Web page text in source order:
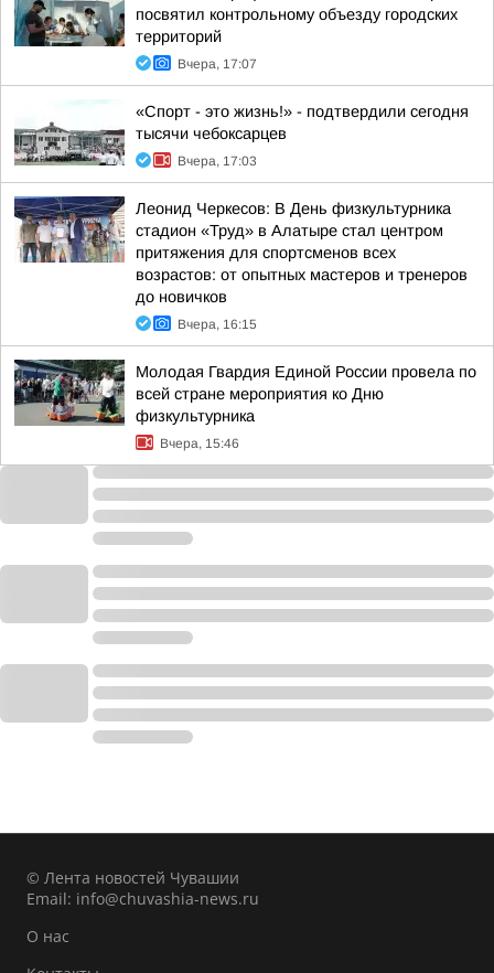
посвятил контрольному объезду городских
территорий
Вчера, 17:07
«Спорт - это жизнь!» - подтвердили сегодня
тысячи чебоксарцев
Вчера, 17:03
Леонид Черкесов: В День физкультурника
стадион «Труд» в Алатыре стал центром
притяжения для спортсменов всех
возрастов: от опытных мастеров и тренеров
до новичков
Вчера, 16:15
Молодая Гвардия Единой России провела по
всей стране мероприятия ко Дню
физкультурника
Вчера, 15:46
© Лента новостей Чувашии
Email: info@chuvashia-news.ru
О нас